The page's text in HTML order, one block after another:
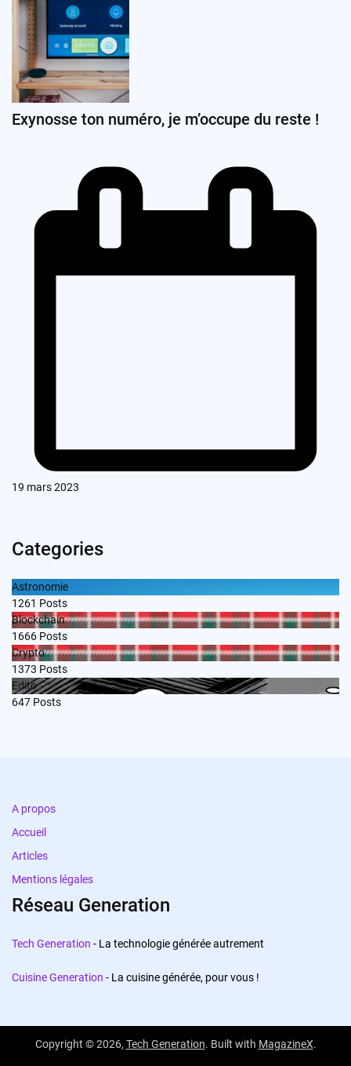
Exynosse ton numéro, je m’occupe du reste !
19 mars 2023
Categories
Astronomie
1261 Posts
Blockchain
1666 Posts
Crypto
1373 Posts
Edito
647 Posts
A propos
Accueil
Articles
Mentions légales
Réseau Generation
Tech Generation - La technologie générée autrement
Cuisine Generation - La cuisine générée, pour vous !
Copyright © 2026, Tech Generation. Built with MagazineX.